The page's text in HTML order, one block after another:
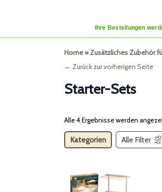
Ihre Bestellungen
Home»Zusätzliches Zubehör
← Zurück zur vorherigen Seite
Starter-Sets
Alle 4 Ergebnisse werden
Kategorien Alle Filter